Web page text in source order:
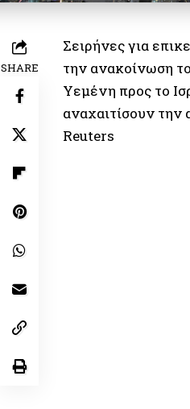
SHARE
Σειρήνες για
την ανακοίνωση
Υεμένη προς το
αναχαιτίσουν
Reuters